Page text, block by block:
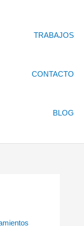
TRABAJOS
CONTACTO
BLOG